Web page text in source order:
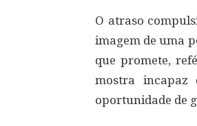
O atraso
imagem de uma
que promete,
mostra incapaz
oportunidade de